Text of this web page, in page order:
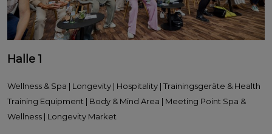
Halle 1
Wellness & Spa | Longevity | Hospitality | Trainingsgeräte & Health
Training Equipment | Body & Mind Area | Meeting Point Spa &
Wellness | Longevity Market